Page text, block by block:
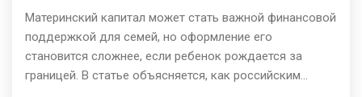
Материнский капитал может стать важной финансовой
поддержкой для семей, но оформление его
становится сложнее, если ребенок рождается за
границей. В статье объясняется, как российским